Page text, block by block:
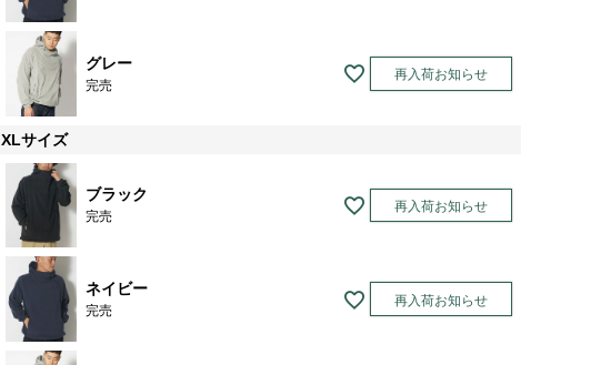
グレー
完売
再入荷お知らせ
XLサイズ
ブラック
完売
再入荷お知らせ
ネイビー
完売
再入荷お知らせ